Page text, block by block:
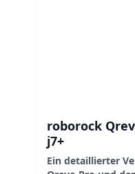
roborock
j7+
Ein detaillierter